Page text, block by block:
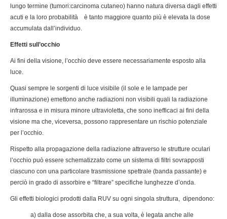
lungo termine (tumori:carcinoma cutaneo) hanno natura diversa dagli effetti
acuti e la loro probabilità è tanto maggiore quanto più è elevata la dose
accumulata dall’individuo.
Effetti sull’occhio
Ai fini della visione, l’occhio deve essere necessariamente esposto alla
luce.
Quasi sempre le sorgenti di luce visibile (il sole e le lampade per
illuminazione) emettono anche radiazioni non visibili quali la radiazione
infrarossa e in misura minore ultravioletta, che sono inefficaci ai fini della
visione ma che, viceversa, possono rappresentare un rischio potenziale
per l’occhio.
Rispetto alla propagazione della radiazione attraverso le strutture oculari
l’occhio può essere schematizzato come un sistema di filtri sovrapposti
ciascuno con una particolare trasmissione spettrale (banda passante) e
perciò in grado di assorbire e “filtrare” specifiche lunghezze d’onda.
Gli effetti biologici prodotti dalla RUV su ogni singola struttura, dipendono:
a) dalla dose assorbita che, a sua volta, è legata anche alle